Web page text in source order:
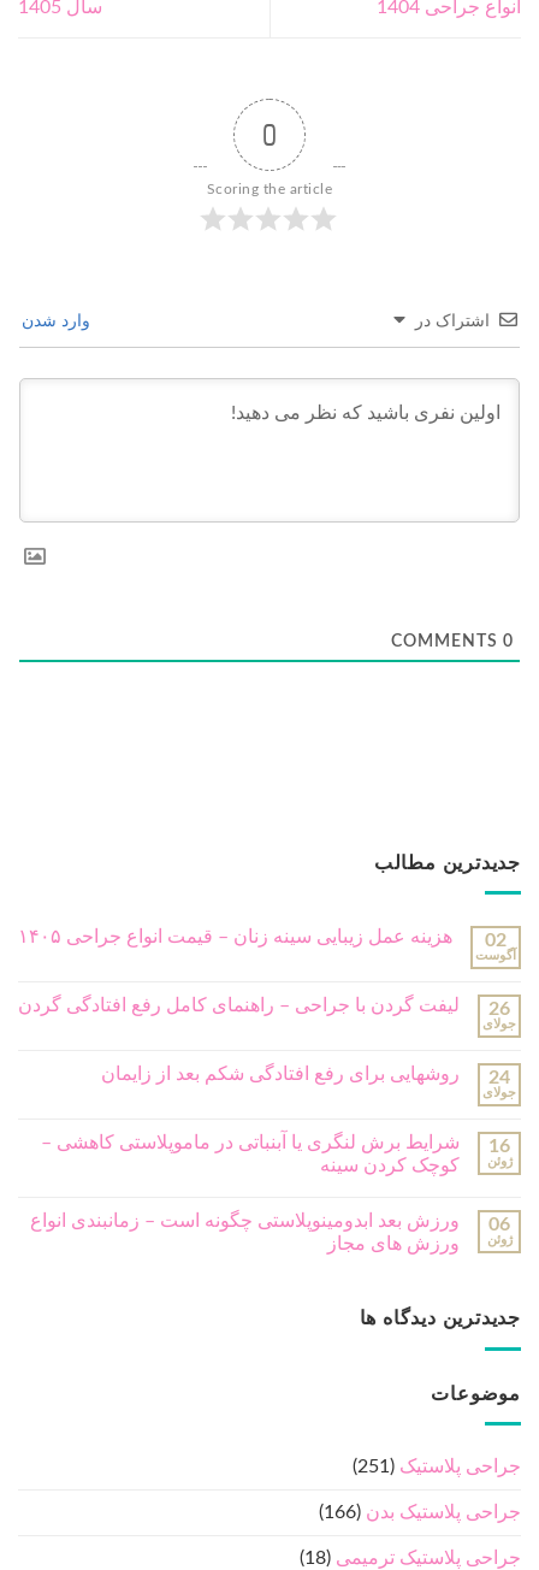
انواع جراحی 1404 سال 1405
0
Scoring the article
اشتراک در وارد شدن
0
جدیدترین مطالب
02
آگوست
هزینه عمل زیبایی سینه زنان – قیمت انواع جراحی ۱۴۰۵
26
جولای
لیفت گردن با جراحی – راهنمای کامل رفع افتادگی گردن
24
جولای
روشهایی برای رفع افتادگی شکم بعد از زایمان
16
ژوئن
شرایط برش لنگری یا آبنباتی در ماموپلاستی کاهشی –
کوچک کردن سینه
06
ژوئن
ورزش بعد ابدومینوپلاستی چگونه است – زمانبندی انواع
ورزش های مجاز
جدیدترین دیدگاه ها
موضوعات
جراحی پلاستیک (251)
جراحی پلاستیک بدن (166)
جراحی پلاستیک ترمیمی (18)